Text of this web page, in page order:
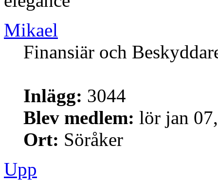
Mikael
Finansiär och
Inlägg: 3044
Blev medlem: lör jan
Ort: Söråker
Upp